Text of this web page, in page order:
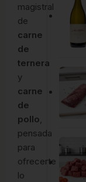
magistral
de
carne
de
ternera
y
carne
de
pollo,
pensada
para
ofrecerte
lo